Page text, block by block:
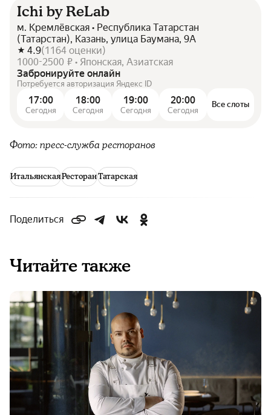
Ichi by ReLab
м. Кремлёвская • Республика Татарстан
(Татарстан), Казань, улица Баумана, 9А
4.9(1164 оценки)
1000-2500 ₽ • Японская, Азиатская
Забронируйте онлайн
Потребуется авторизация Яндекс ID
17:00
Сегодня
18:00
Сегодня
19:00
Сегодня
20:00
Сегодня
Все слоты
Фото: пресс-служба ресторанов
ИтальянскаяРесторанТатарская
Поделиться
Читайте также